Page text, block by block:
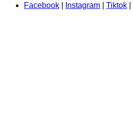
Facebook Instagram Tiktok